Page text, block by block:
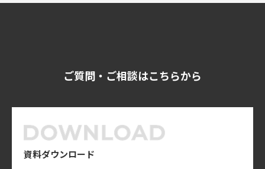
ご質問・ご相談はこちらから
資料ダウンロード